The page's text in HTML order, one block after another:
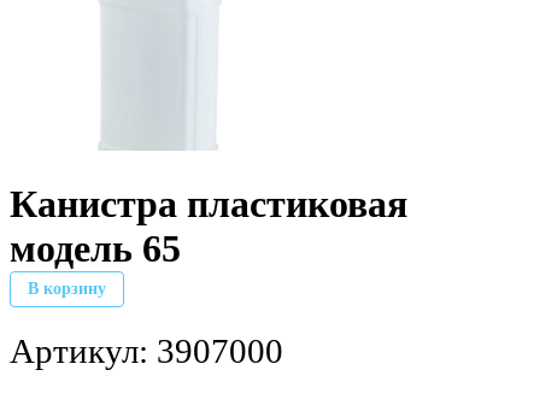
Канистра пластиковая
модель 65
В корзину
Артикул: 3907000